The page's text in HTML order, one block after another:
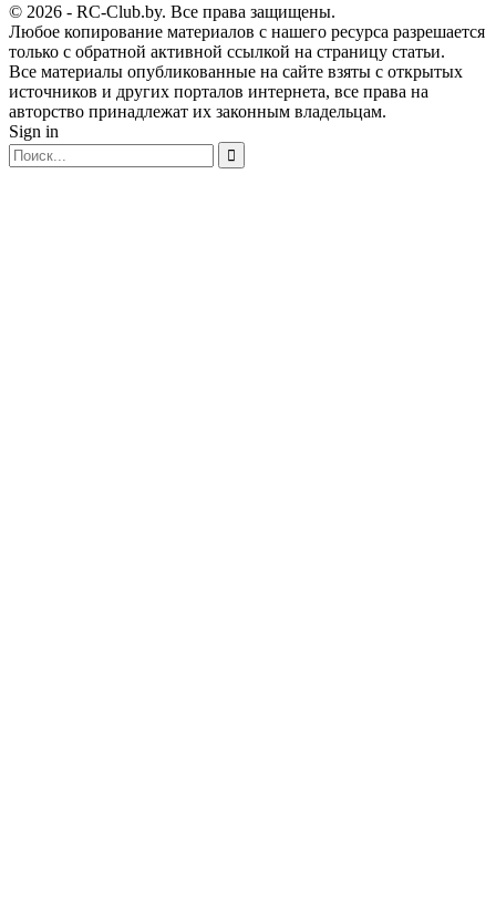
© 2026 - RC-Club.by. Все права защищены.
Любое копирование материалов с нашего ресурса разрешается
только с обратной активной ссылкой на страницу статьи.
Все материалы опубликованные на сайте взяты с открытых
источников и других порталов интернета, все права на
авторство принадлежат их законным владельцам.
Sign in